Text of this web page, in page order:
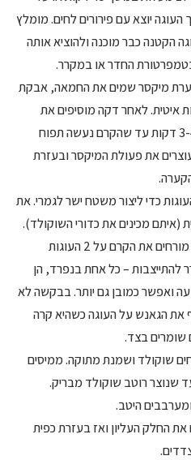
יוצא עם פירורים לחים. מומלץ
דקות אם העוגה הקטנה כבר מוכנה ולהוציא אותה
החדר או במקרר.
מיקסר שמים את החמאה, אבקת
איטית. לאחר דקה מוסיפים את
החלב וממשיכים להקציף במשך 3-4 דקות עד שהקרם נעשה תפוח
את פעולת המיקסר ובעזרת
את החלק העליון של 2 העוגות כדי ליצור משטח ישר לגמרי. את
מכינים את כדורי השוקולד).
– בעזרת סכין/שפכטל קטן מדורג מורחים את הקרם על 2 העוגות
להתייצבות – כל אחת בנפרד, הן
ואפשר כמובן גם יותר. בבקשה לא
את הגאנש על העוגה כשהיא קרה
בצד.
שוקולד ושמנת מתוקה. ממיסים
של 30 שניות, עד שנוצר רוטב שוקולד מבריק.
היטב.
החלק העליון ואז בעזרת כפית